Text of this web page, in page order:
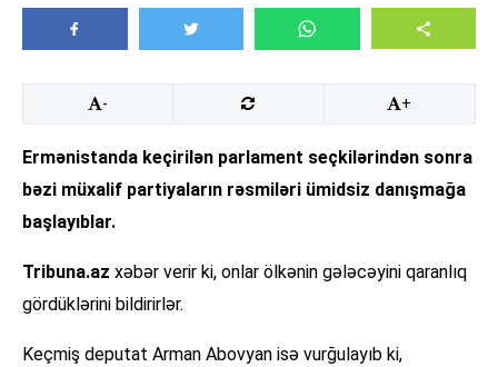
- +
Ermənistanda keçirilən parlament seçkilərindən sonra
bəzi müxalif partiyaların rəsmiləri ümidsiz danışmağa
başlayıblar.
Tribuna.az xəbər verir ki, onlar ölkənin gələcəyini qaranlıq
gördüklərini bildirirlər.
Keçmiş deputat Arman Abovyan isə vurğulayıb ki,